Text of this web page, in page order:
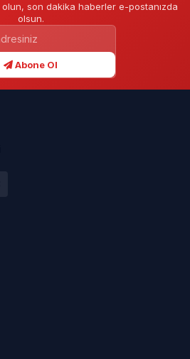
son dakika haberler e-postanızda
olsun.
Abone Ol